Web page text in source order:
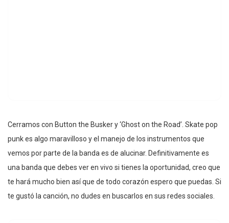
Cerramos con Button the Busker y ‘Ghost on the Road’. Skate pop
punk es algo maravilloso y el manejo de los instrumentos que
vemos por parte de la banda es de alucinar. Definitivamente es
una banda que debes ver en vivo si tienes la oportunidad, creo que
te hará mucho bien así que de todo corazón espero que puedas. Si
te gustó la canción, no dudes en buscarlos en sus redes sociales.